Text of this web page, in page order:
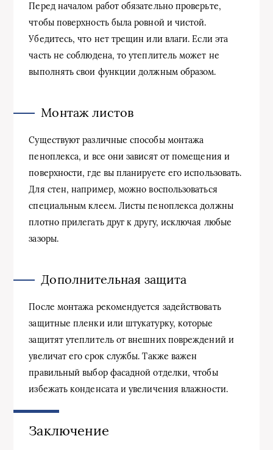
Перед началом работ обязательно проверьте,
чтобы поверхность была ровной и чистой.
Убедитесь, что нет трещин или влаги. Если эта
часть не соблюдена, то утеплитель может не
выполнять свои функции должным образом.
Монтаж листов
Существуют различные способы монтажа
пеноплекса, и все они зависят от помещения и
поверхности, где вы планируете его использовать.
Для стен, например, можно воспользоваться
специальным клеем. Листы пеноплекса должны
плотно прилегать друг к другу, исключая любые
зазоры.
Дополнительная защита
После монтажа рекомендуется задействовать
защитные пленки или штукатурку, которые
защитят утеплитель от внешних повреждений и
увеличат его срок службы. Также важен
правильный выбор фасадной отделки, чтобы
избежать конденсата и увеличения влажности.
Заключение